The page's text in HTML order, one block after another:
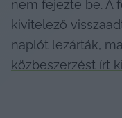
nem fejezte be. A
kivitelező
naplót lezárták,
közbeszerzést írt ki